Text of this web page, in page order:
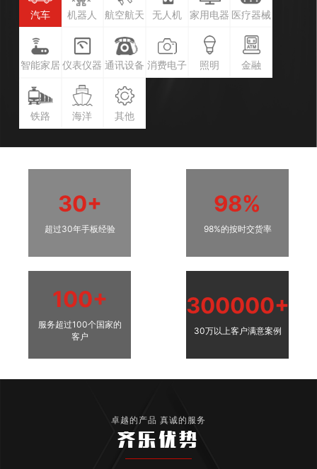
汽车 机器人 航空航天 无人机 家用电器 医疗器械
智能家居 仪表仪器 通讯设备 消费电子 照明 金融
铁路 海洋 其他
30+
超过30年手板经验
98%
98%的按时交货率
100+
服务超过100个国家的
客户
300000+
30万以上客户满意案例
卓越的产品 真诚的服务
齐乐优势